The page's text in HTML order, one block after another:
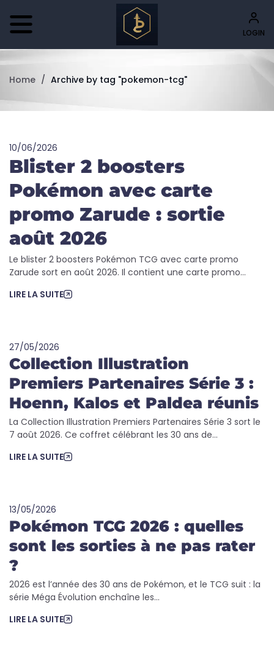
LOGIN
Home / Archive by tag "pokemon-tcg"
10/06/2026
Blister 2 boosters
Pokémon avec carte
promo Zarude : sortie
août 2026
Le blister 2 boosters Pokémon TCG avec carte promo
Zarude sort en août 2026. Il contient une carte promo...
LIRE LA SUITE
27/05/2026
Collection Illustration
Premiers Partenaires Série 3 :
Hoenn, Kalos et Paldea réunis
La Collection Illustration Premiers Partenaires Série 3 sort le
7 août 2026. Ce coffret célébrant les 30 ans de...
LIRE LA SUITE
13/05/2026
Pokémon TCG 2026 : quelles
sont les sorties à ne pas rater
?
2026 est l’année des 30 ans de Pokémon, et le TCG suit : la
série Méga Évolution enchaîne les...
LIRE LA SUITE